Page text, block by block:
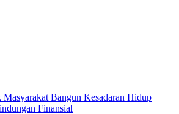
Bangun Kesadaran Hidup
Finansial